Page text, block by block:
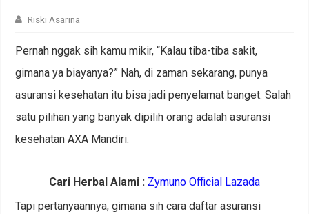
Riski Asarina
Pernah nggak sih kamu mikir, “Kalau tiba-tiba sakit,
gimana ya biayanya?” Nah, di zaman sekarang, punya
asuransi kesehatan itu bisa jadi penyelamat banget. Salah
satu pilihan yang banyak dipilih orang adalah asuransi
kesehatan AXA Mandiri.
Cari Herbal Alami : Zymuno Official Lazada
Tapi pertanyaannya, gimana sih cara daftar asuransi